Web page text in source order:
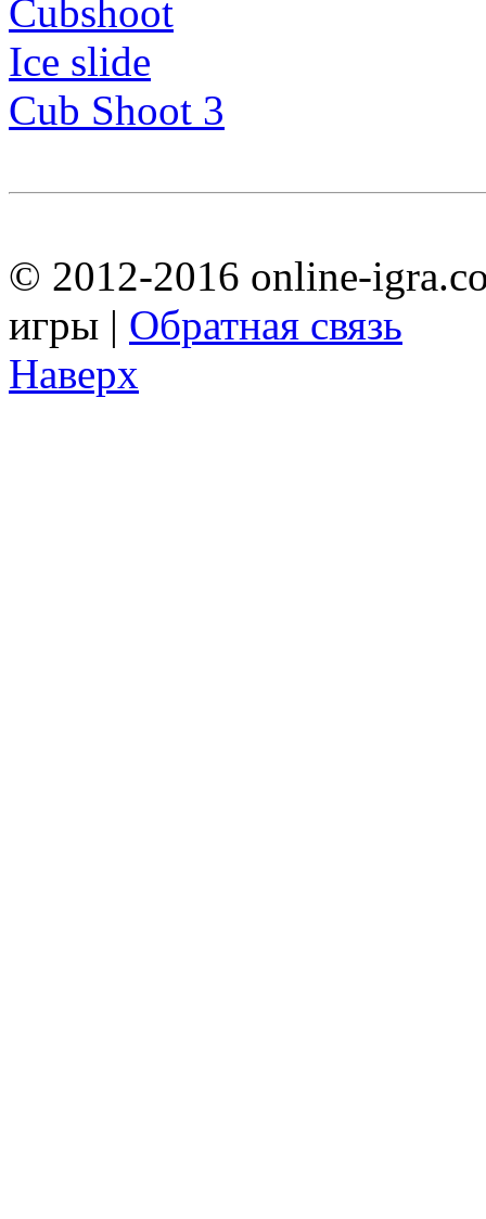
Cubshoot
Ice slide
Cub Shoot 3
© 2012-2016 online-
игры | Обратная связь
Наверх